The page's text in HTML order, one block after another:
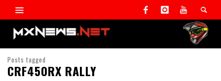
Posts tagged
CRF450RX RALLY